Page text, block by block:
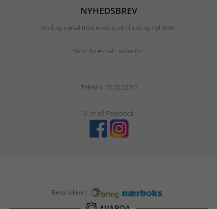
NYHEDSBREV
Modtag e-mail med eksklusive tilbud og nyheder.
Skriv din e-mail nedenfor.
Telefon: 70 20 22 50
Vi er på Facebook
Bestil sikkert!